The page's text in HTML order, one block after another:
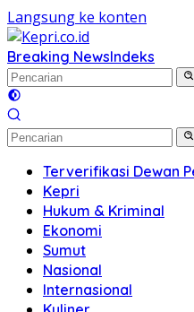
Langsung ke konten
Breaking NewsIndeks
Terverifikasi Dewan
Kepri
Hukum & Kriminal
Ekonomi
Sumut
Nasional
Internasional